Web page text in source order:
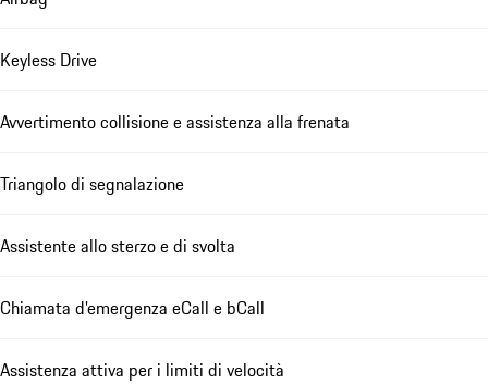
Keyless Drive
Avvertimento collisione e assistenza alla frenata
Triangolo di segnalazione
Assistente allo sterzo e di svolta
Chiamata d'emergenza eCall e bCall
Assistenza attiva per i limiti di velocità